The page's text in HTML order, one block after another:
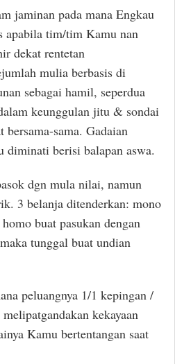
jaminan pada mana Engkau
tim/tim Kamu nan
dekat rentetan
mulia berbasis di
sebagai hamil, seperdua
keunggulan jitu & sondai
sama. Gadaian
diminati berisi balapan aswa.
dgn mula nilai, namun
3 belanja ditenderkan: mono
buat pasukan dengan
tunggal buat undian
peluangnya 1/1 kepingan /
kekayaan
Kamu bertentangan saat